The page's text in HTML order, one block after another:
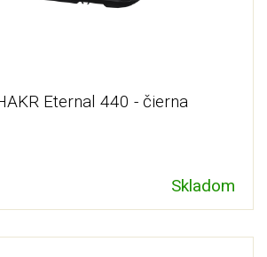
Eternal 440 - čierna
Skladom